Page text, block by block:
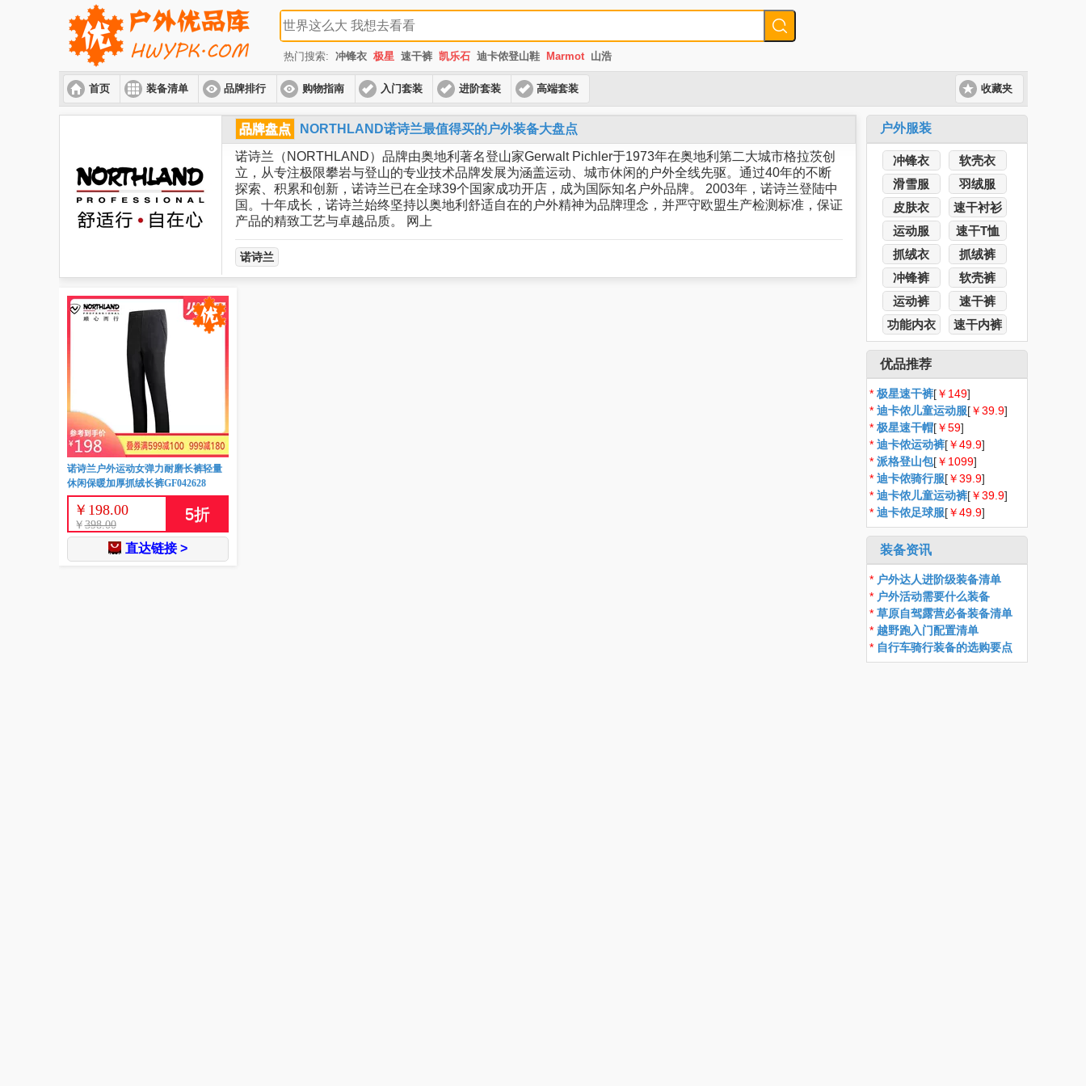
热门搜索: 冲锋衣 极星 速干裤 凯乐石 迪卡侬登山鞋 Marmot 山浩
首页 装备清单 品牌排行 购物指南 入门套装 进阶套装 高端套装 收藏夹
品牌盘点
NORTHLAND诺诗兰最值得买的户外装备大盘点
诺诗兰（NORTHLAND）品牌由奥地利著名登山家Gerwalt Pichler于1973年在奥地利第二大城市格拉茨创
立，从专注极限攀岩与登山的专业技术品牌发展为涵盖运动、城市休闲的户外全线先驱。通过40年的不断
探索、积累和创新，诺诗兰已在全球39个国家成功开店，成为国际知名户外品牌。 2003年，诺诗兰登陆中
国。十年成长，诺诗兰始终坚持以奥地利舒适自在的户外精神为品牌理念，并严守欧盟生产检测标准，保证
产品的精致工艺与卓越品质。 网上
诺诗兰
诺诗兰户外运动女弹力耐磨长裤轻量
休闲保暖加厚抓绒长裤GF042628
￥ 198.00
￥398.00
5折
直达链接 >
户外服装
冲锋衣
软壳衣
滑雪服
羽绒服
皮肤衣
速干衬衫
运动服
速干T恤
抓绒衣
抓绒裤
冲锋裤
软壳裤
运动裤
速干裤
功能内衣
速干内裤
优品推荐
* 极星速干裤[￥149]
* 迪卡侬儿童运动服[￥39.9]
* 极星速干帽[￥59]
* 迪卡侬运动裤[￥49.9]
* 派格登山包[￥1099]
* 迪卡侬骑行服[￥39.9]
* 迪卡侬儿童运动裤[￥39.9]
* 迪卡侬足球服[￥49.9]
装备资讯
* 户外达人进阶级装备清单
* 户外活动需要什么装备
* 草原自驾露营必备装备清单
* 越野跑入门配置清单
* 自行车骑行装备的选购要点